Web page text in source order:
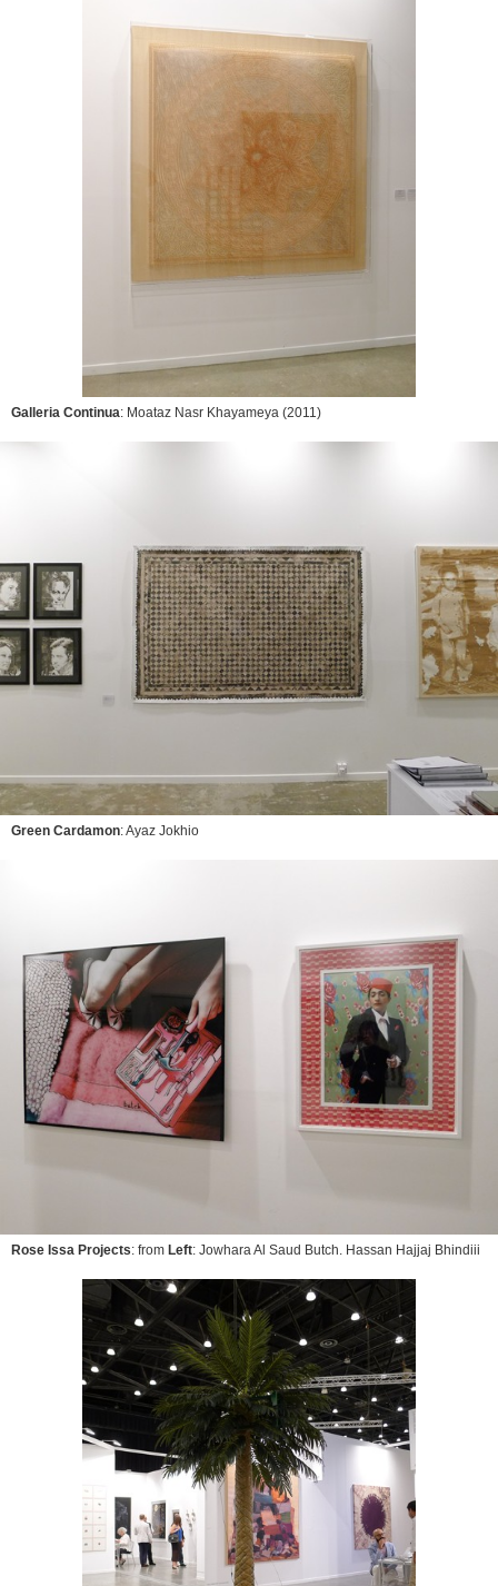
Galleria Continua: Moataz Nasr Khayameya (2011)
Green Cardamon: Ayaz Jokhio
Rose Issa Projects: from Left: Jowhara Al Saud Butch. Hassan Hajjaj Bhindiii